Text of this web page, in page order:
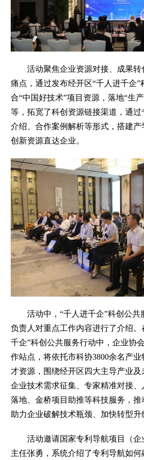
活动聚焦企业资源对接、成果转
痛点，通过发布经开区“千人进千企”
合“中国好技术”项目资源，落地“生
等，拓宽了科创资源链接渠道，通
介绍、合作案例解析等形式，搭建
创新资源直达企业。
活动中，“千人进千企”科创公共
负责人对重点工作内容进行了介绍。
千企”科创公共服务行动中，企业协
作站点，将依托市科协3800余名产业
才资源，围绕经开区四大主导产业
企业技术需求征集、专家精准对接
落地、金桥项目助推等科技服务，推
助力企业破解技术瓶颈、加快转型升
活动邀请国家专利导航项目（企
主任张勇，系统介绍了专利导航如